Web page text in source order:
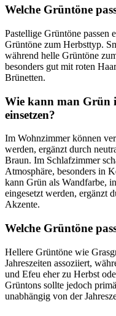
Welche Grüntöne
Pastellige Grüntöne passen
Grüntöne zum Herbsttyp.
während helle Grüntöne
besonders gut mit roten
Brünetten.
Wie kann man Grün
einsetzen?
Im Wohnzimmer können
werden, ergänzt durch
Braun. Im Schlafzimmer
Atmosphäre, besonders in
kann Grün als Wandfarbe,
eingesetzt werden, ergänzt
Akzente.
Welche Grüntöne
Hellere Grüntöne wie
Jahreszeiten assoziiert,
und Efeu eher zu Herbst
Grüntons sollte jedoch
unabhängig von der